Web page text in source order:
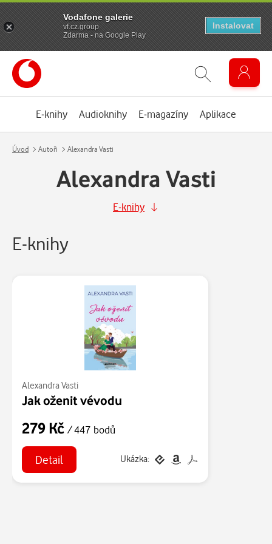
E-knihy Audioknihy E-magazíny Aplikace
Úvod Autoři Alexandra Vasti
Alexandra Vasti
E-knihy
E-knihy
Alexandra Vasti
Jak oženit vévodu
279 Kč / 447 bodů
Detail Ukázka:
Vodafone galerie
vf.cz.group
Zdarma - na Google Play
Instalovat